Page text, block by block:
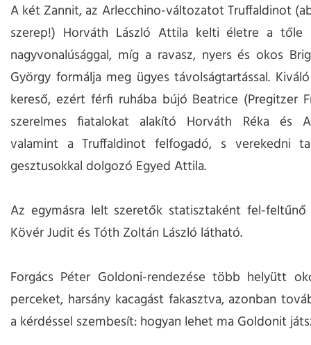
A két Zannit, az Arlecchino-változatot Truffaldinot
szerep!) Horváth László Attila kelti életre a tőle
nagyvonalúsággal, míg a ravasz, nyers és okos
György formálja meg ügyes távolságtartással.
kereső, ezért férfi ruhába bújó Beatrice (Pregitzer
szerelmes fiatalokat alakító Horváth Réka és
valamint a Truffaldinot felfogadó, s verekedni
gesztusokkal dolgozó Egyed Attila.
Az egymásra lelt szeretők statisztaként fel-feltűnő
Kövér Judit és Tóth Zoltán László látható.
Forgács Péter Goldoni-rendezése több helyütt
perceket, harsány kacagást fakasztva, azonban
a kérdéssel szembesít: hogyan lehet ma Goldonit